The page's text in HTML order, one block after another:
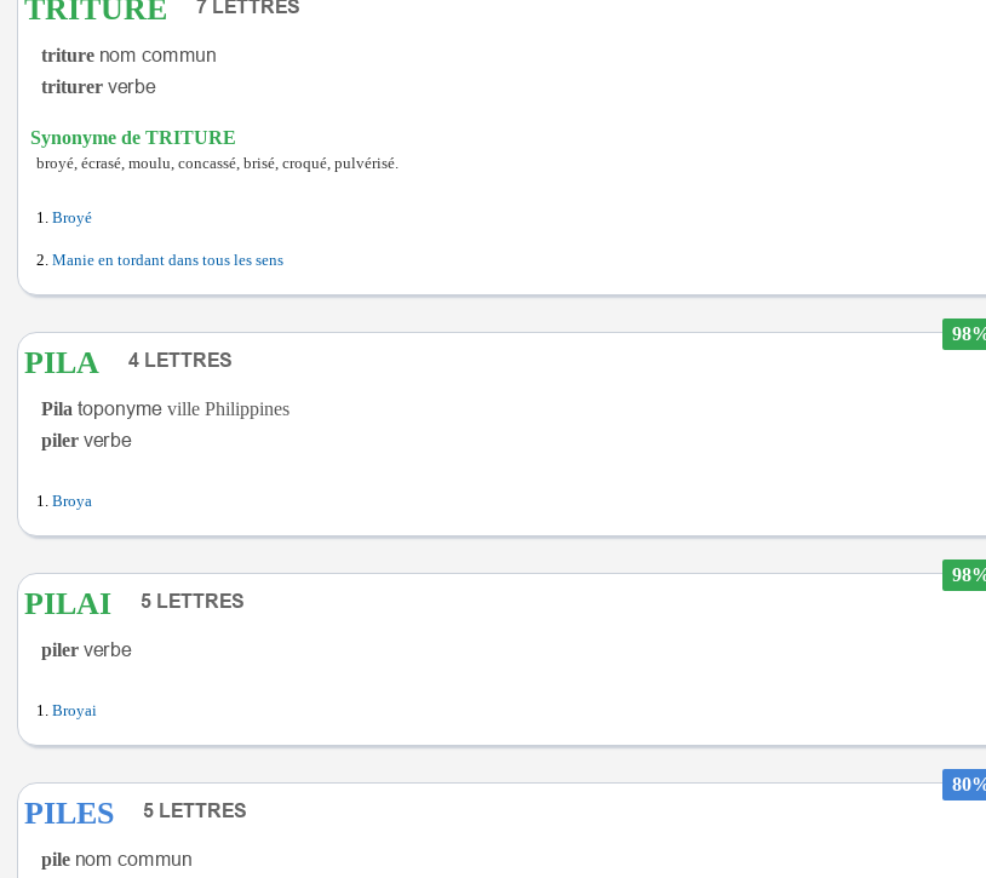
TRITURE
triture
triturer
Synonyme de TRITURE
broyé, écrasé, moulu, concassé, brisé, croqué, pulvérisé.
Broyé
Manie en tordant dans tous les sens
PILA
Pila
ville Philippines
piler
Broya
PILAI
piler
Broyai
PILES
pile